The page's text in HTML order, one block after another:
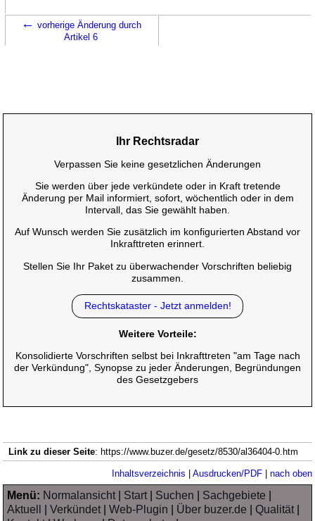
← vorherige Änderung durch
Artikel 6
Ihr Rechtsradar
Verpassen Sie keine gesetzlichen Änderungen
Sie werden über jede verkündete oder in Kraft tretende
Änderung per Mail informiert, sofort, wöchentlich oder in dem
Intervall, das Sie gewählt haben.
Auf Wunsch werden Sie zusätzlich im konfigurierten Abstand vor
Inkrafttreten erinnert.
Stellen Sie Ihr Paket zu überwachender Vorschriften beliebig
zusammen.
Rechtskataster - Jetzt anmelden!
Weitere Vorteile:
Konsolidierte Vorschriften selbst bei Inkrafttreten "am Tage nach
der Verkündung", Synopse zu jeder Änderungen, Begründungen
des Gesetzgebers
Link zu dieser Seite: https://www.buzer.de/gesetz/8530/al36404-0.htm
Inhaltsverzeichnis Ausdrucken/PDF| nach oben
Menü: Normalansicht| Start| Suchen Sachgebiete
Aktuell
|Verkündet|Web-Plugin Über buzer.de |Qualität|